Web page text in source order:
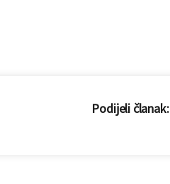
Podijeli članak: